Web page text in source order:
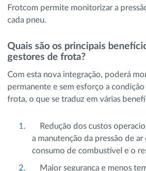
Frotcom permite monitorizar a
cada pneu.
Quais são os principais
gestores de frota?
Com esta nova integração, poderá
permanente e sem esforço a
frota, o que se traduz em várias
Redução dos custos
a manutenção da pressão de
consumo de combustível e o
Maior segurança e menos